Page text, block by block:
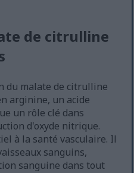
de citrulline
du malate de citrulline
arginine, un acide
un rôle clé dans
d'oxyde nitrique.
à la santé vasculaire. Il
sanguins,
sanguine dans tout